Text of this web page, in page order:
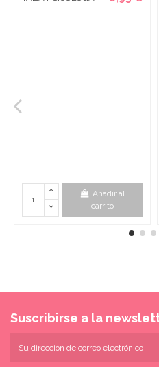
Añadir al
carrito
Suscribirse a la